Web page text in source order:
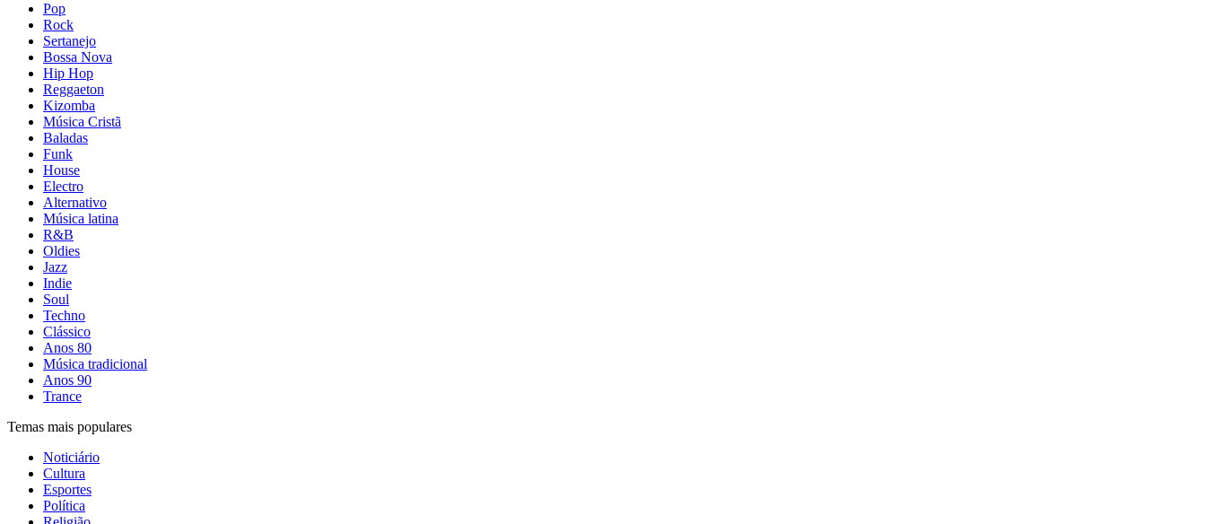
Pop
Rock
Sertanejo
Bossa Nova
Hip Hop
Reggaeton
Kizomba
Música Cristã
Baladas
Funk
House
Electro
Alternativo
Música latina
R&B
Oldies
Jazz
Indie
Soul
Techno
Clássico
Anos 80
Música tradicional
Anos 90
Trance
Temas mais populares
Noticiário
Cultura
Esportes
Política